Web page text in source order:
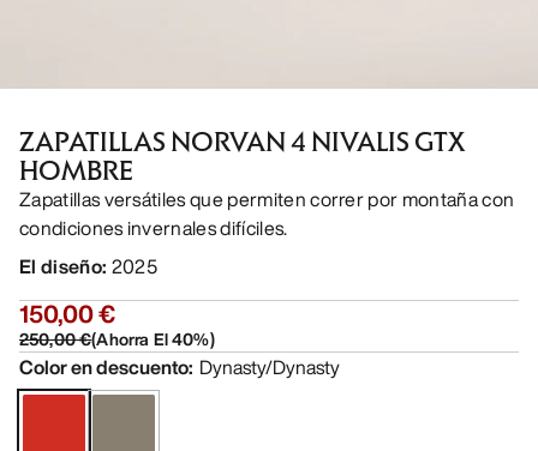
ZAPATILLAS NORVAN 4 NIVALIS GTX
HOMBRE
Zapatillas versátiles que permiten correr por montaña con
condiciones invernales difíciles.
El diseño: 2025
150,00 €
250,00 €(Ahorra El40%)
Color en descuento: Dynasty/Dynasty